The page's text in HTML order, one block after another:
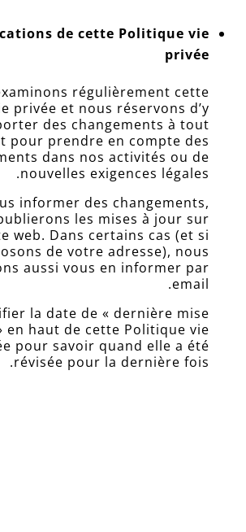
de cette Politique vie
privée
régulièrement cette
privée et nous réservons d’y
des changements à tout
pour prendre en compte des
dans nos activités ou de
nouvelles exigences légales.
informer des changements,
les mises à jour sur
web. Dans certains cas (et si
de votre adresse), nous
aussi vous en informer par
email.
la date de « dernière mise
en haut de cette Politique vie
pour savoir quand elle a été
révisée pour la dernière fois.